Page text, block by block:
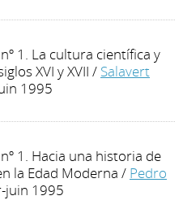
1. La cultura científica y
XVI y XVII / Salavert
1995
1. Hacia una historia de
la Edad Moderna / Pedro
juin 1995